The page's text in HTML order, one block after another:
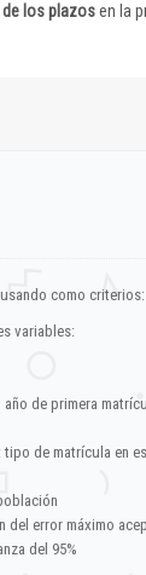
los plazosen la
como criterios:
variables:
de primera
de matrícula en
del error máximo
del 95%